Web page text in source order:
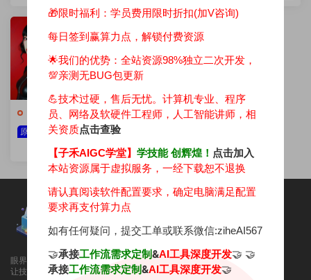
💯ComfyUI工具集·🔥ComfyUI
工作流
原创
1.19 图转3D手办—极简
版(自主开发)
199
眼界决定未来，知识改变命运！
让技术知识付费，回归本质！
🎁限时福利：学员费用限时折扣(加V咨询)
每日签到赢算力点，解锁付费资源
🌟我们的优势： 全站资源98%独立二次开发，
💯亲测无BUG包更新
💪技术过硬，售后无忧。计算机专业、程序
员、网络及软硬件工程师，人工智能讲师，相
关资质点击查验
【子禾AIGC学堂】 学技能 创辉煌！ 点击加入
本站资源属于虚拟服务，一经下载恕不退换
请认真阅读软件配置要求，确定电脑满足配置
要求再支付算力点
如有任何疑问，提交工单或联系微信:ziheAI567
🤝承接工作流需求定制&AI工具深度开发🤝 🤝
承接工作流需求定制&AI工具深度开发🤝